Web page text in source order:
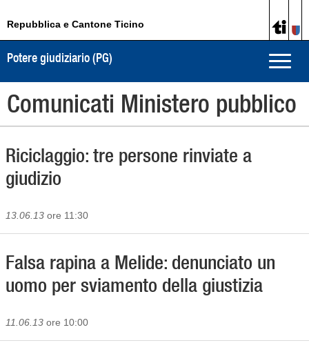
Repubblica e Cantone Ticino
Toggle
Potere giudiziario (PG)
Comunicati Ministero pubblico
Riciclaggio: tre persone rinviate a
giudizio
13.06.13 ore 11:30
Falsa rapina a Melide: denunciato un
uomo per sviamento della giustizia
11.06.13 ore 10:00